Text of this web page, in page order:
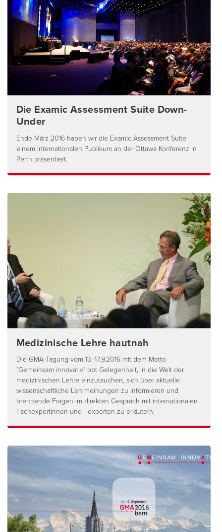
Die Examic Assessment Suite Down-
Under
Ende März 2016 haben wir die Examic Assessment Suite
einem internationalen Publikum an der Ottawa Konferenz in
Perth präsentiert.
Medizinische Lehre hautnah
Die GMA-Tagung vom 13.-17.9.2016 mit dem Motto
"Gemeinsam innovativ" bot Gelegenheit, in die Welt der
medizinischen Lehre einzutauchen, sich über aktuelle
wissenschaftliche Lehrmeinungen zu informieren und
brennende Fragen im direkten Gespräch mit internationalen
Fachexpertinnen und –experten zu erläutern.